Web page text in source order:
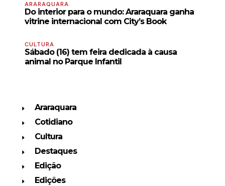
ARARAQUARA
Do interior para o mundo: Araraquara ganha
vitrine internacional com City’s Book
CULTURA
Sábado (16) tem feira dedicada à causa
animal no Parque Infantil
Araraquara
Cotidiano
Cultura
Destaques
Edição
Edições